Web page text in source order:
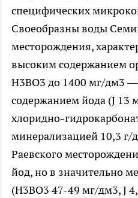
специфических
Своеобразны воды
месторождения,
высоким содержанием
Н3ВО3 до 1400 мг/дм3
содержанием йода (J 13
хлоридно-
минерализацией 10,3
Раевского
йод, но в значительно
(Н3ВО3 47-49 мг/дм3, J